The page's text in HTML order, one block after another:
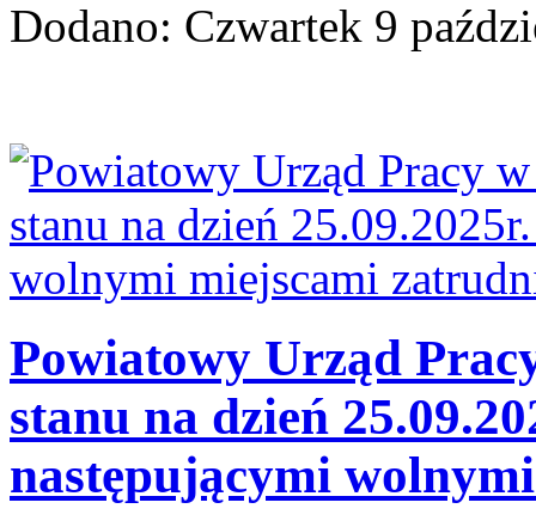
Dodano: Czwartek 9
Powiatowy Urząd
stanu na dzień
następującymi